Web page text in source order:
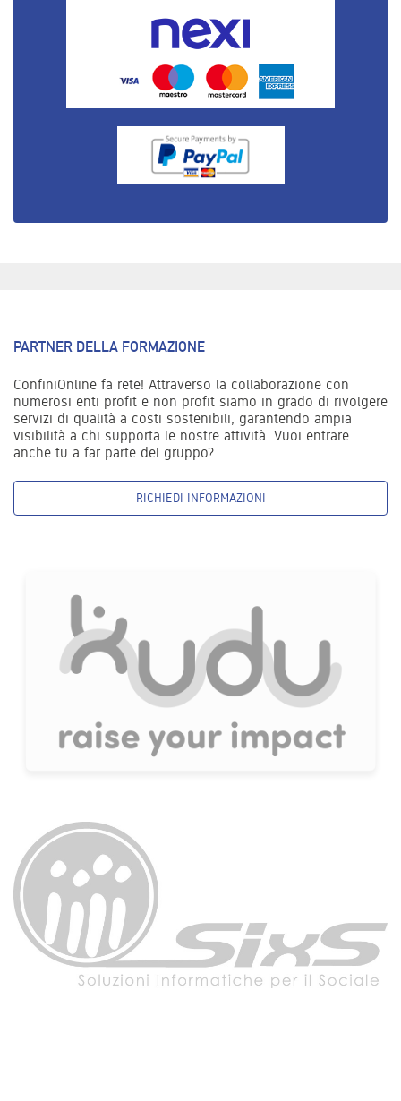
PARTNER DELLA FORMAZIONE
ConfiniOnline fa rete! Attraverso la collaborazione con
numerosi enti profit e non profit siamo in grado di rivolgere
servizi di qualità a costi sostenibili, garantendo ampia
visibilità a chi supporta le nostre attività. Vuoi entrare
anche tu a far parte del gruppo?
RICHIEDI INFORMAZIONI